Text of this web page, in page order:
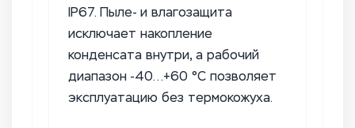
IP67. Пыле- и влагозащита
исключает накопление
конденсата внутри, а рабочий
диапазон -40…+60 °C позволяет
эксплуатацию без термокожуха.